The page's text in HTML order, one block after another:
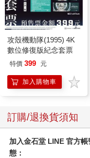
攻殼機動隊(1995) 4K
數位修復版紀念套票
特價 399 元
加入購物車
訂購/退換貨須知
加入金石堂 LINE 官方
態：